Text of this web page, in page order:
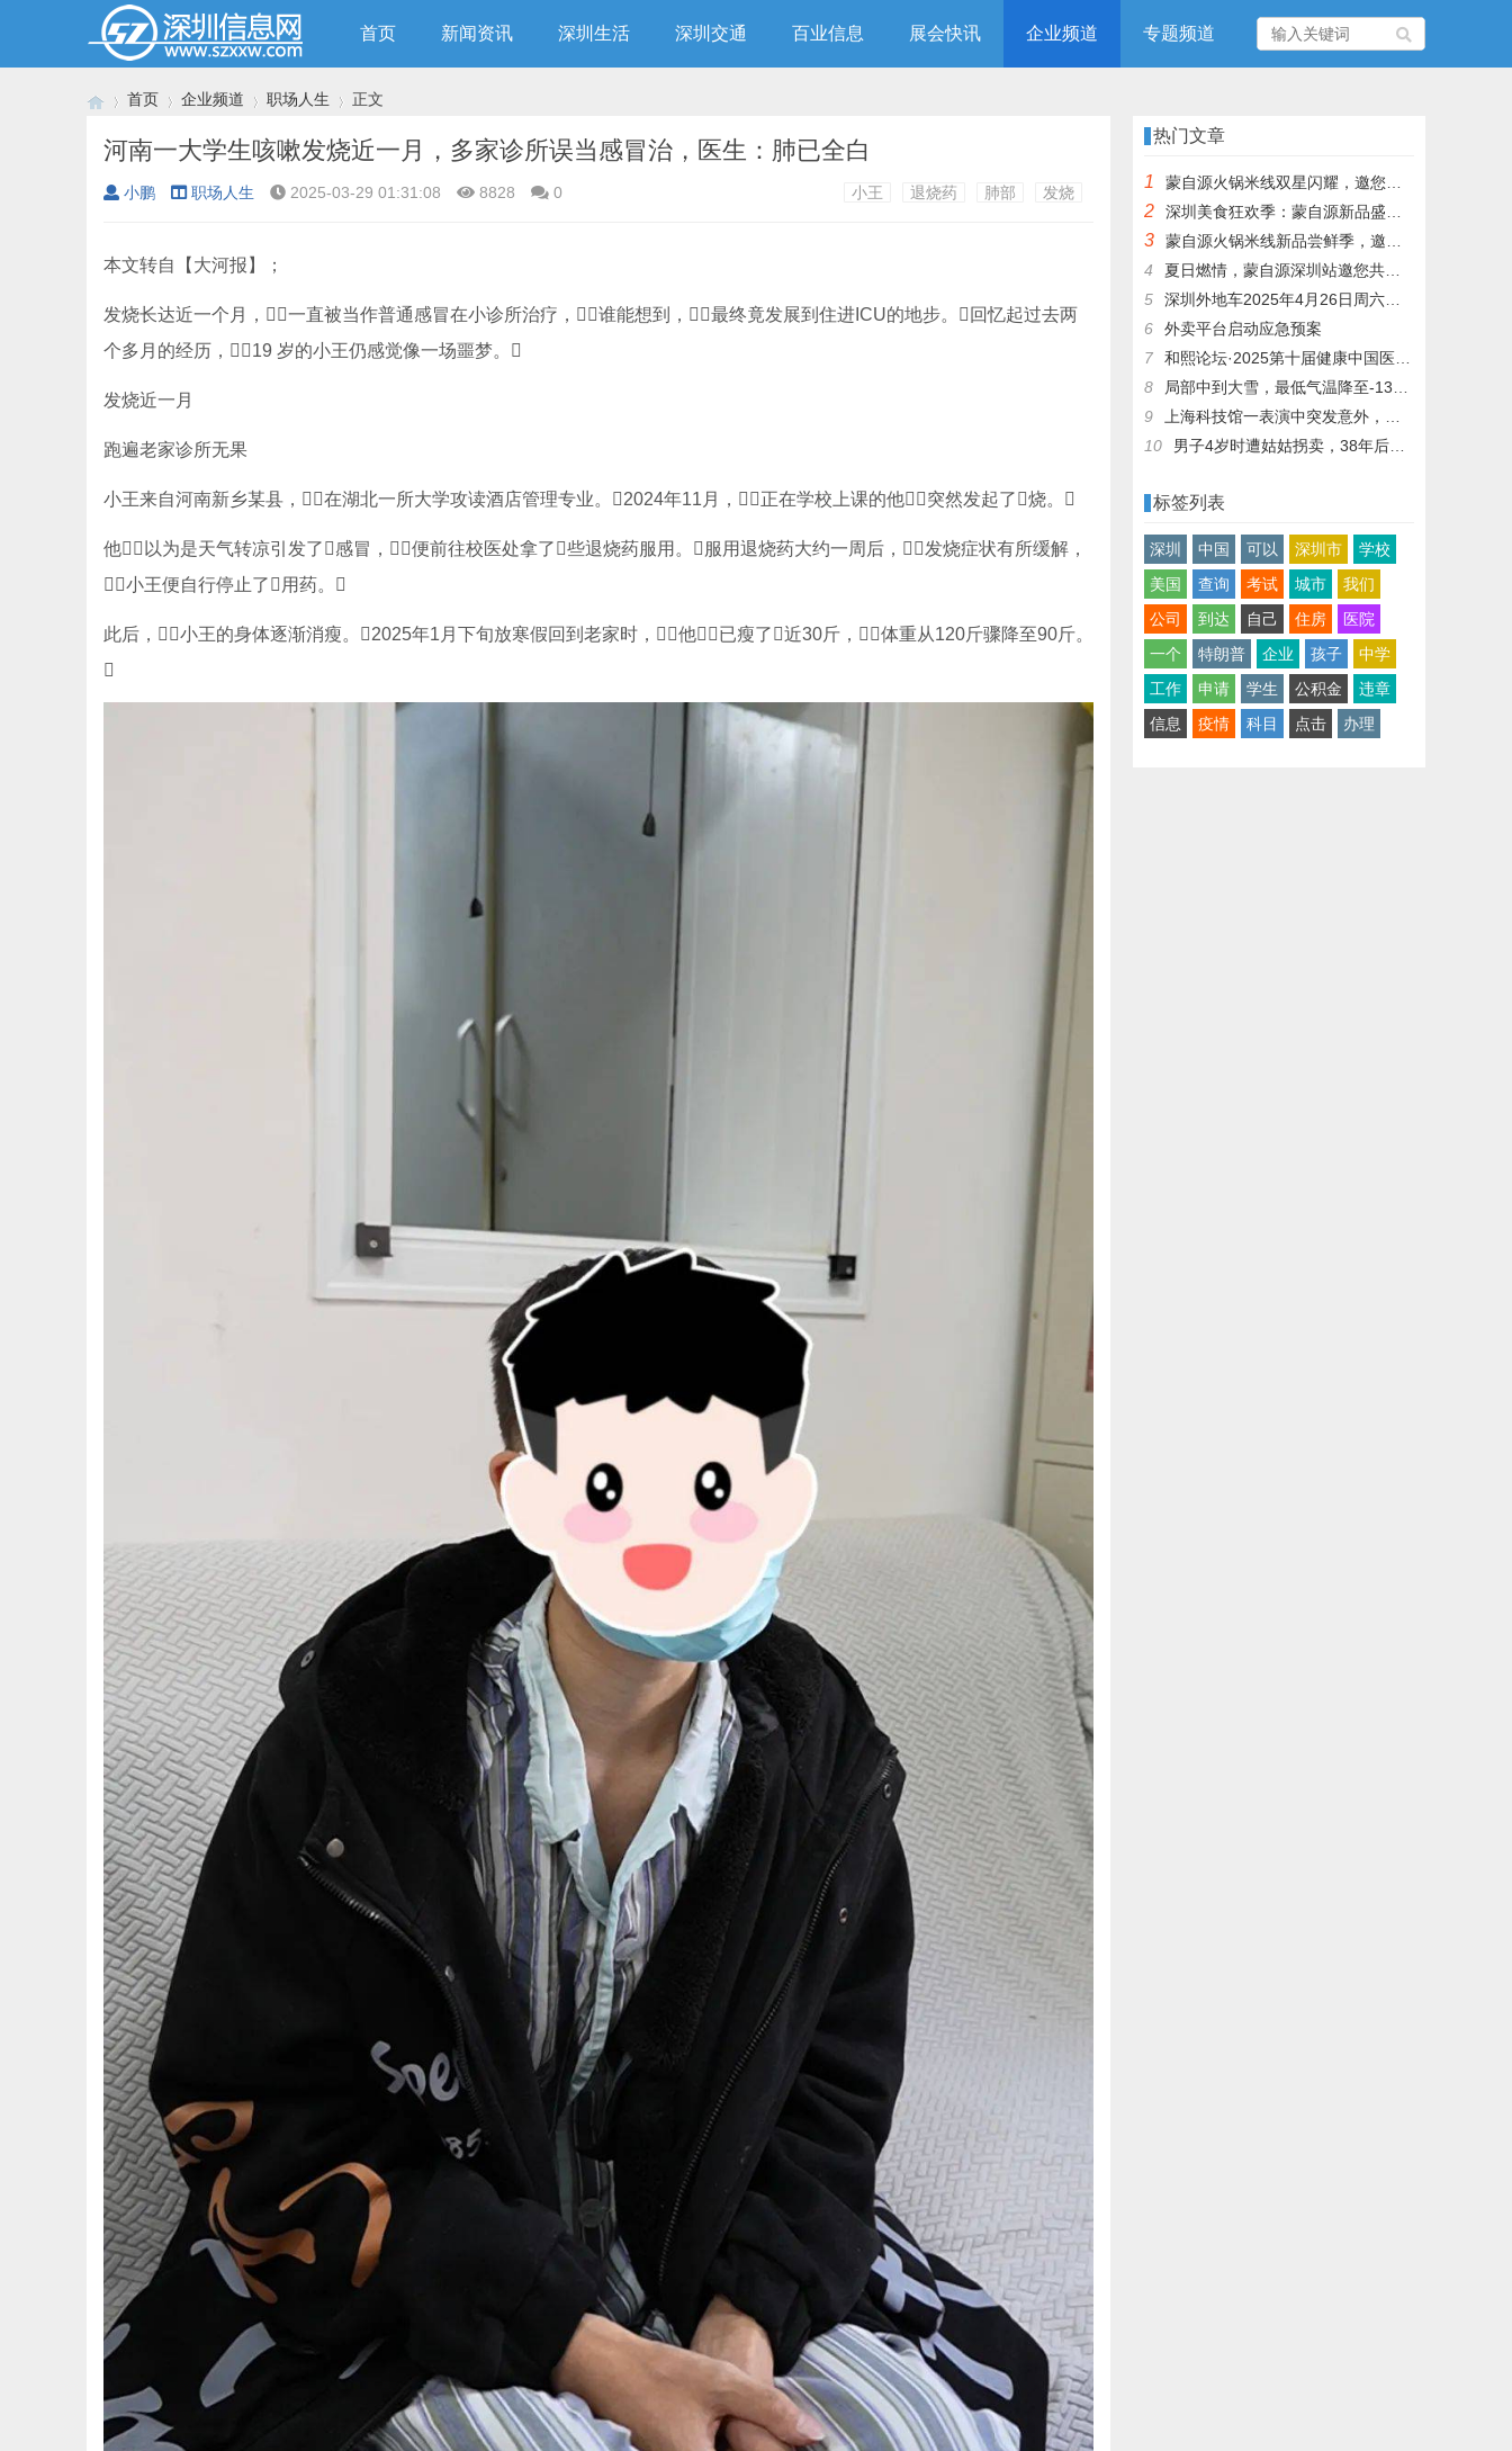
首页 新闻资讯 深圳生活 深圳交通 百业信息 展会快讯 企业频道 专题频道
›
首页 企业频道
›
职场人生
›
正文
河南一大学生咳嗽发烧近一月，多家诊所误当感冒治，医生：肺已全白
小鹏 职场人生 2025-03-29 01:31:08 8828 0 小王 退烧药 肺部 发烧
本文转自【大河报】；
发烧长达近一个月，一直被当作普通感冒在小诊所治疗，谁能想到，最终竟发展到住进ICU的地步。回忆起过去两
个多月的经历，19 岁的小王仍感觉像一场噩梦。
发烧近一月
跑遍老家诊所无果
小王来自河南新乡某县，在湖北一所大学攻读酒店管理专业。2024年11月，正在学校上课的他突然发起了烧。
他以为是天气转凉引发了感冒，便前往校医处拿了些退烧药服用。服用退烧药大约一周后，发烧症状有所缓解，
小王便自行停止了用药。
此后，小王的身体逐渐消瘦。2025年1月下旬放寒假回到老家时，他已瘦了近30斤，体重从120斤骤降至90斤。

热门文章
1 蒙自源火锅米线双星闪耀，邀您共享辣爽夏日盛宴！
2 深圳美食狂欢季：蒙自源新品盛宴邀您品尝
3
蒙自源火锅米线新品尝鲜季，邀您共享味蕾盛宴！
4
夏日燃情，蒙自源深圳站邀您共赴美食盛宴！
5
深圳外地车2025年4月26日周六限行吗
6
外卖平台启动应急预案
7
和熙论坛·2025第十届健康中国医药连锁发展论坛在泰州举办
8
局部中到大雪，最低气温降至-13℃，济南今冬的第一场雪，或跟去年同一时间！
9
上海科技馆一表演中突发意外，机器人从高处坠落摔毁
10
男子4岁时遭姑姑拐卖，38年后终回家认亲！聋哑父母苦寻多年，母亲已抱憾离世丨红星寻人
标签列表
深圳 中国 可以 深圳市
学校
美国
查询 考试 城市
我们
公司
到达 自己 住房
医院
一个
特朗普 企业 孩子
中学
工作
申请 学生 公积金
违章
信息
疫情 科目 点击 办理